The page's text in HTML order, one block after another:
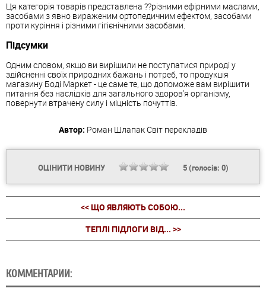
Ця категорія товарів представлена ??різними ефірними маслами,
засобами з явно вираженим ортопедичним ефектом, засобами
проти куріння і різними гігієнічними засобами.
Підсумки
Одним словом, якщо ви вирішили не поступатися природі у
здійсненні своїх природних бажань і потреб, то продукція
магазину Боді Маркет - це саме те, що допоможе вам вирішити
питання без наслідків для загального здоров'я організму,
повернути втрачену силу і міцність почуттів.
Автор: Роман ШлапакСвіт перекладів
ОЦІНИТИ НОВИНУ 5(голосів: 0)
<< ЩО ЯВЛЯЮТЬ СОБОЮ...
ТЕПЛІ ПІДЛОГИ ВІД... >>
КОММЕНТАРИИ: